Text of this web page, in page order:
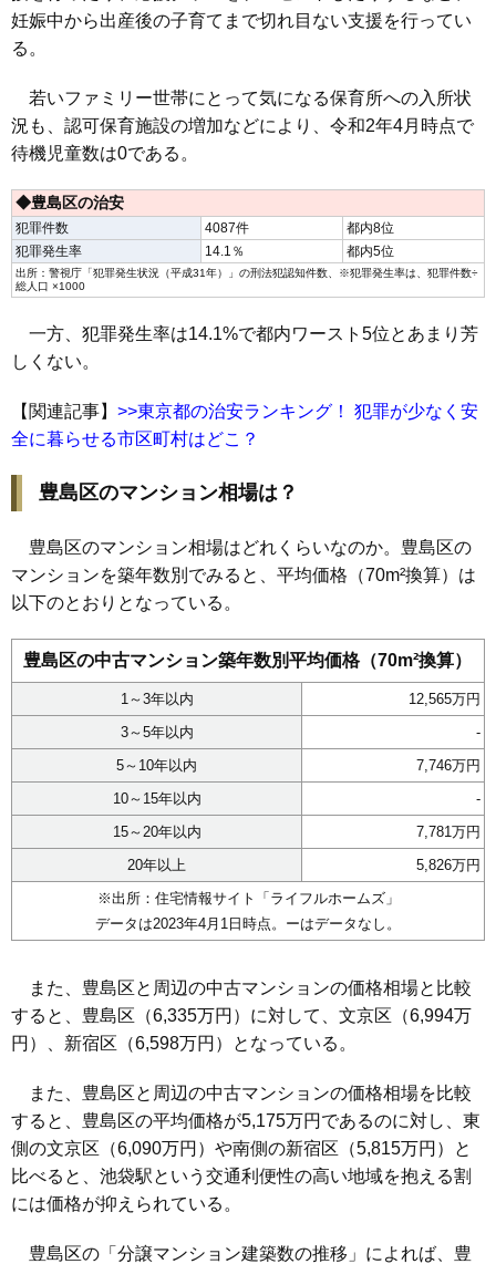
妊娠中から出産後の子育てまで切れ目ない支援を行ってい
る。
若いファミリー世帯にとって気になる保育所への入所状
況も、認可保育施設の増加などにより、令和2年4月時点で
待機児童数は0である。
◆豊島区の治安
犯罪件数 4087件
都内8位
犯罪発生率
14.1％ 都内5位
出所：警視庁「犯罪発生状況（平成31年）
」の刑法犯認知件数、※犯罪発生率は、犯罪件数÷
総人口 ×1000
一方、犯罪発生率は14.1%で都内ワースト5位とあまり芳
しくない。
【関連記事】 >>東京都の治安ランキング！ 犯罪が少なく安
全に暮らせる市区町村はどこ？
豊島区のマンション相場は？
豊島区のマンション相場はどれくらいなのか。豊島区の
マンションを築年数別でみると、平均価格（70m²換算）は
以下のとおりとなっている。
豊島区の中古マンション築年数別平均価格（70m²換算）
1～3年以内
12,565万円
3～5年以内
-
5～10年以内
7,746万円
10～15年以内
-
15～20年以内
7,781万円
20年以上
5,826万円
※出所：住宅情報サイト「ライフルホームズ」
データは2023年4月1日時点。ーはデータなし。
また、豊島区と周辺の中古マンションの価格相場と比較
すると、豊島区（6,335万円）に対して、文京区（6,994万
円）、新宿区（6,598万円）となっている。
また、豊島区と周辺の中古マンションの価格相場を比較
すると、豊島区の平均価格が5,175万円であるのに対し、東
側の文京区（6,090万円）や南側の新宿区（5,815万円）と
比べると、池袋駅という交通利便性の高い地域を抱える割
には価格が抑えられている。
豊島区の「 分譲マンション建築数の推移 」によれば、豊